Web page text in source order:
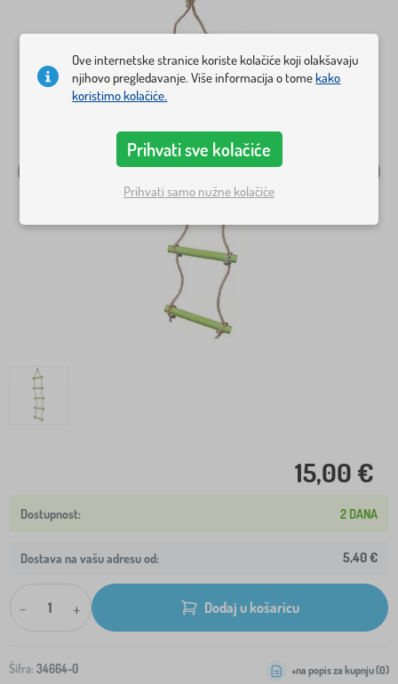
15,00 €
2 DANA
Dostava na vašu adresu od: 5,40 €
- + Dodaj u košaricu
Šifra: 34664-0 +na popis za kupnju (0)
Ove internetske stranice koriste kolačiće koji olakšavaju
njihovo pregledavanje. Više informacija o tomekako
koristimo kolačiće.
Prihvati sve kolačiće
Prihvati samo nužne kolačiće